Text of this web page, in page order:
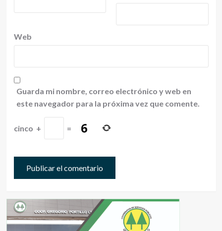
Web
Guarda mi nombre, correo electrónico y web en
este navegador para la próxima vez que comente.
cinco + =